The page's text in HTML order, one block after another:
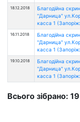
18.12.2018
Благодійна
"Дарница"
касса 1
16.11.2018
Благодійна
"Дарница"
касса 1
19.10.2018
Благодійна
"Дарница"
касса 1
Всього зібрано: